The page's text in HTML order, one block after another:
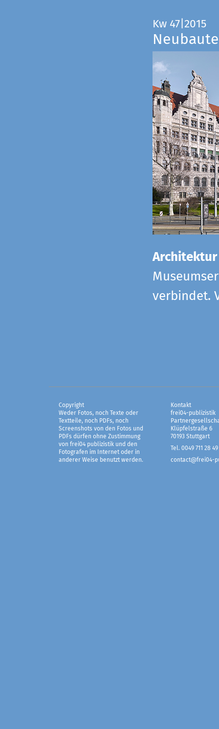
Kw 47|2015
verbindet.
Copyright
Weder Fotos, noch Texte oder
Textteile, noch PDFs, noch
Screenshots von den Fotos und
PDFs dürfen ohne Zustimmung
von frei04 publizistik und den
Fotografen im Internet oder in
anderer Weise benutzt werden.
Kontakt
frei04-publizistik
Klüpfelstraße 6
70193 Stuttgart
Tel. 0049 711 28 49
contact@frei04-